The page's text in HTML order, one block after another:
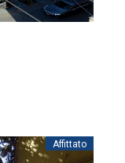
Affittato